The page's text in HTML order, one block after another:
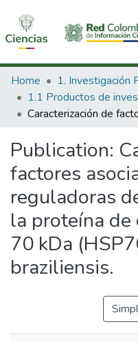
Communities & Collections
All of DSpace
Home
Publication:
factores
reguladoras
la proteína de
70 kDa
braziliensis.